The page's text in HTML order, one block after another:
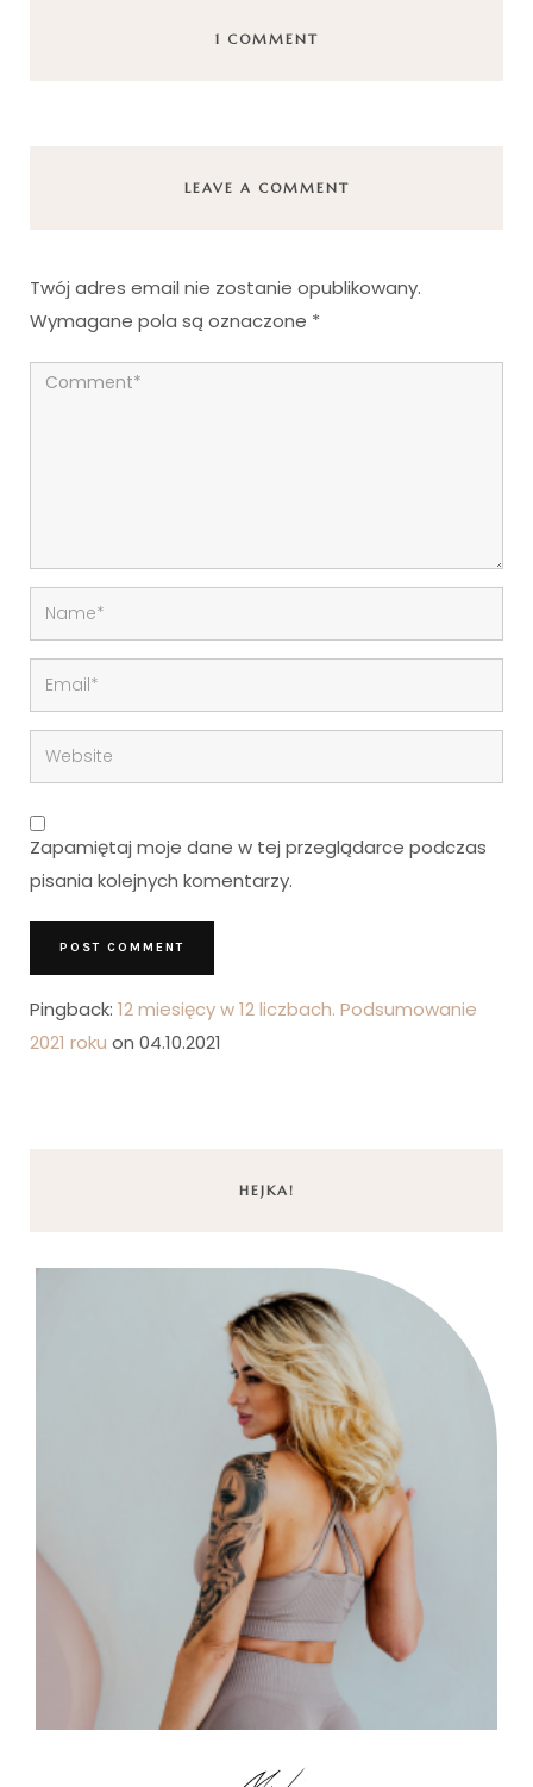
1 COMMENT
LEAVE A COMMENT
Twój adres email nie zostanie opublikowany.
Wymagane pola są oznaczone *
Zapamiętaj moje dane w tej przeglądarce podczas
pisania kolejnych komentarzy.
Pingback: 12 miesięcy w 12 liczbach. Podsumowanie
2021 roku on 04.10.2021
HEJKA!